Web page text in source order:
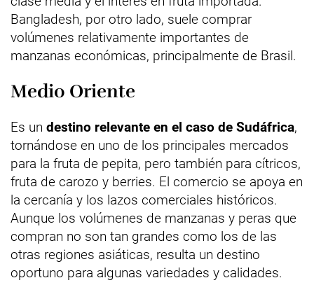
Bangladesh, por otro lado, suele comprar
volúmenes relativamente importantes de
manzanas económicas, principalmente de Brasil.
Medio Oriente
Es un destino relevante en el caso de Sudáfrica,
tornándose en uno de los principales mercados
para la fruta de pepita, pero también para cítricos,
fruta de carozo y berries. El comercio se apoya en
la cercanía y los lazos comerciales históricos.
Aunque los volúmenes de manzanas y peras que
compran no son tan grandes como los de las
otras regiones asiáticas, resulta un destino
oportuno para algunas variedades y calidades.